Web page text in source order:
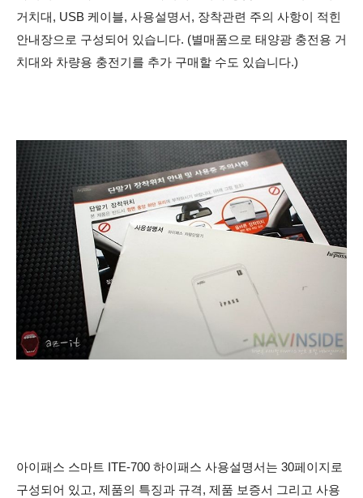
거치대, USB 케이블, 사용설명서, 장착관련 주의 사항이 적힌
안내장으로 구성되어 있습니다. (별매품으로 태양광 충전용 거
치대와 차량용 충전기를 추가 구매할 수도 있습니다.)
아이패스 스마트 ITE-700 하이패스 사용설명서는 30페이지로
구성되어 있고, 제품의 특징과 규격, 제품 보증서 그리고 사용